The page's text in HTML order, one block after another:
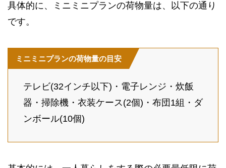
具体的に、ミニミニプランの荷物量は、以下の通り
です。
ミニミニプランの荷物量の目安
テレビ(32インチ以下)・電子レンジ・炊飯
器・掃除機・衣装ケース(2個)・布団1組・ダ
ンボール(10個)